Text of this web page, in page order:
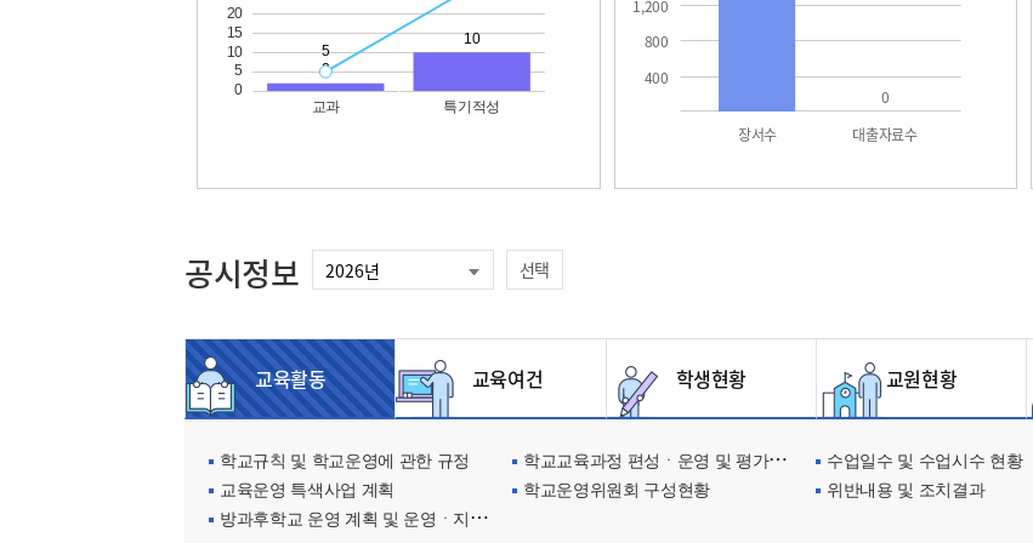
400
800
1,200
장서수 대출자료수
0
공시정보 선택
교육활동 교육여건 학생현황 교원현황
학교규칙 및 학교운영에 관한 규정 학교교육과정 편성ㆍ운영 및 평가에 관한 사항 수업일수 및 수업시수 현황
교육운영 특색사업 계획
학교운영위원회 구성현황 위반내용 및 조치결과
방과후학교 운영 계획 및 운영ㆍ지원현황